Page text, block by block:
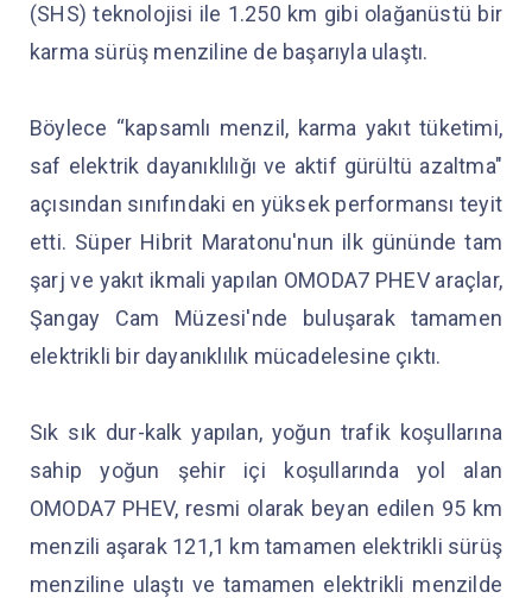
(SHS) teknolojisi ile 1.250 km gibi olağanüstü bir
karma sürüş menziline de başarıyla ulaştı.
Böylece “kapsamlı menzil, karma yakıt tüketimi,
saf elektrik dayanıklılığı ve aktif gürültü azaltma"
açısından sınıfındaki en yüksek performansı teyit
etti. Süper Hibrit Maratonu'nun ilk gününde tam
şarj ve yakıt ikmali yapılan OMODA7 PHEV araçlar,
Şangay Cam Müzesi'nde buluşarak tamamen
elektrikli bir dayanıklılık mücadelesine çıktı.
Sık sık dur-kalk yapılan, yoğun trafik koşullarına
sahip yoğun şehir içi koşullarında yol alan
OMODA7 PHEV, resmi olarak beyan edilen 95 km
menzili aşarak 121,1 km tamamen elektrikli sürüş
menziline ulaştı ve tamamen elektrikli menzilde